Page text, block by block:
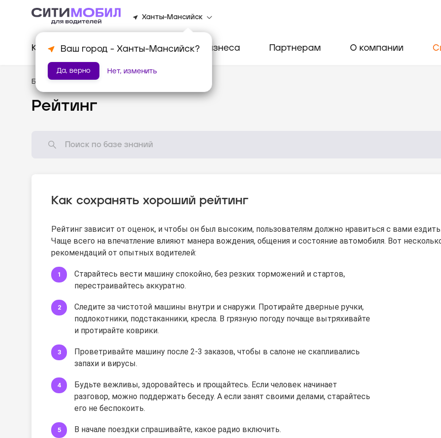
Ханты-Мансийск
Ваш город - Ханты-Мансийск?
Да, верно Нет, изменить
Клиентам Водителям Для бизнеса Партнерам О компании
База знаний /Стандарты оказания услуг
Рейтинг
Как сохранять хороший рейтинг
Рейтинг зависит от оценок, и чтобы он был высоким, пользователям должно нравиться с вами
Чаще всего на впечатление влияют манера вождения, общения и состояние автомобиля. Вот
рекомендаций от опытных водителей:
Старайтесь вести машину спокойно, без резких торможений и стартов,
перестраивайтесь аккуратно.
Следите за чистотой машины внутри и снаружи. Протирайте дверные ручки,
подлокотники, подстаканники, кресла. В грязную погоду почаще вытряхивайте
и протирайте коврики.
Проветривайте машину после 2-3 заказов, чтобы в салоне не скапливались
запахи и вирусы.
Будьте вежливы, здоровайтесь и прощайтесь. Если человек начинает
разговор, можно поддержать беседу. А если занят своими делами, старайтесь
его не беспокоить.
В начале поездки спрашивайте, какое радио включить.